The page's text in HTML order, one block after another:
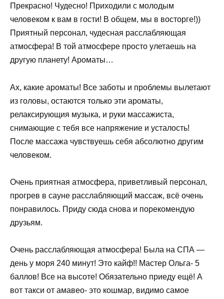
Прекрасно! Чудесно! Приходили с молодым
человеком к вам в гости! В общем, мы в восторге!))
Приятный персонал, чудесная расслабляющая
атмосфера! В той атмосфере просто улетаешь на
другую планету! Ароматы…
Ах, какие ароматы! Все заботы и проблемы вылетают
из головы, остаются только эти ароматы,
релаксирующия музыка, и руки массажиста,
снимающие с тебя все напряжение и усталость!
После массажа чувствуешь себя абсолютно другим
человеком.
Очень приятная атмосфера, приветливый персонал,
прогрев в сауне расслабляющий массаж, всё очень
понравилось. Приду сюда снова и порекомендую
друзьям.
Очень расслабляющая атмосфера! Была на СПА —
день у моря 240 минут! Это кайф!! Мастер Ольга- 5
баллов! Все на высоте! Обязательно приеду ещё! А
вот такси от амавео- это кошмар, видимо самое